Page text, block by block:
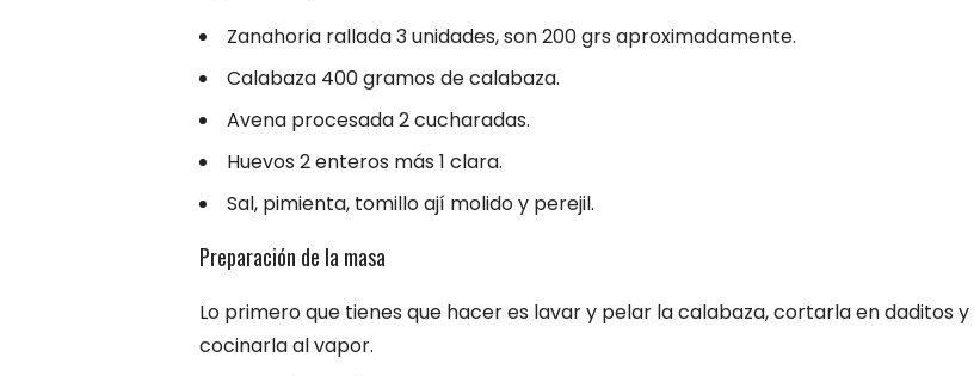
Zanahoria rallada 3 unidades, son 200 grs aproximadamente.
Calabaza 400 gramos de calabaza.
Avena procesada 2 cucharadas.
Huevos 2 enteros más 1 clara.
Sal, pimienta, tomillo ají molido y perejil.
Preparación de la masa
Lo primero que tienes que hacer es lavar y pelar la calabaza, cortarla en daditos y
cocinarla al vapor.